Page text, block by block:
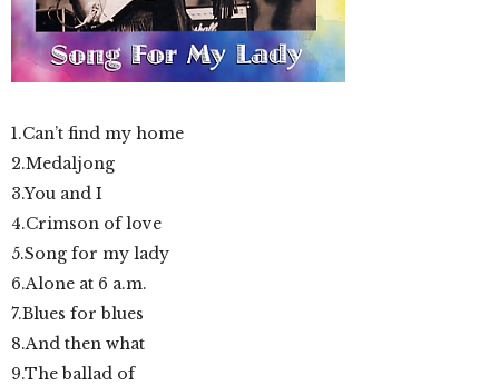
1.Can’t find my home
2.Medaljong
3.You and I
4.Crimson of love
5.Song for my lady
6.Alone at 6 a.m.
7.Blues for blues
8.And then what
9.The ballad of